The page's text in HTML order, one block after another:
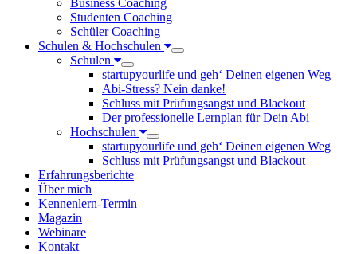
Business Coaching
Studenten Coaching
Schüler Coaching
Schulen & Hochschulen
Schulen
startupyourlife und geh‘ Deinen eigenen Weg
Abi-Stress? Nein danke!
Schluss mit Prüfungsangst und Blackout
Der professionelle Lernplan für Dein Abi
Hochschulen
startupyourlife und geh‘ Deinen eigenen Weg
Schluss mit Prüfungsangst und Blackout
Erfahrungsberichte
Über mich
Kennenlern-Termin
Magazin
Webinare
Kontakt